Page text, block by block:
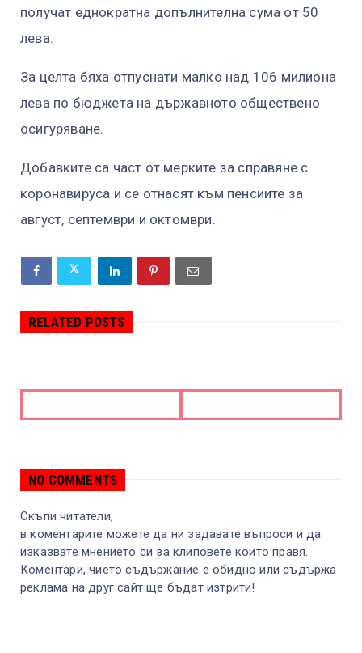
получат еднократна допълнителна сума от 50
лева.
За целта бяха отпуснати малко над 106 милиона
лева по бюджета на държавното обществено
осигуряване.
Добавките са част от мерките за справяне с
коронавируса и се отнасят към пенсиите за
август, септември и октомври.
RELATED POSTS
NO COMMENTS
Скъпи читатели,
в коментарите можете да ни задавате въпроси и да
изказвате мнението си за клиповете които правя.
Коментари, чието съдържание е обидно или съдържа
реклама на друг сайт ще бъдат изтрити!